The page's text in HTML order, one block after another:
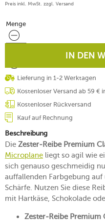
Preis inkl. MwSt. zzgl. Versand
Menge
Menge
IN DEN
Lieferung in 1-2 Werktagen
Kostenloser Versand ab 59 €
Kostenloser Rückversand
Kauf auf Rechnung
Beschreibung
Die Zester-Reibe Premium
Microplane liegt so agil wie
sich genauso geschmeidig
auffallenden Farbgebung
Schärfe. Nutzen Sie diese
mit Hartkäse, Schokolade
Zester-Reibe Premium